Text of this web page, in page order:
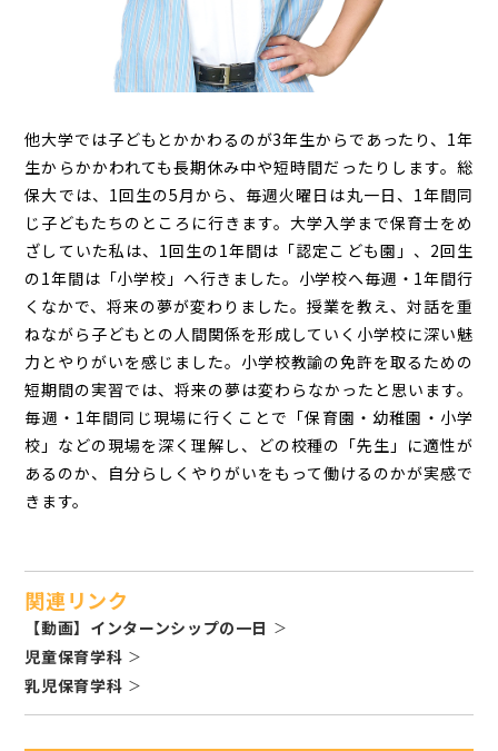
他大学では子どもとかかわるのが3年生からであったり、1年
生からかかわれても長期休み中や短時間だったりします。総
保大では、1回生の5月から、毎週火曜日は丸一日、1年間同
じ子どもたちのところに行きます。大学入学まで保育士をめ
ざしていた私は、1回生の1年間は「認定こども園」、2回生
の1年間は「小学校」へ行きました。小学校へ毎週・1年間行
くなかで、将来の夢が変わりました。授業を教え、対話を重
ねながら子どもとの人間関係を形成していく小学校に深い魅
力とやりがいを感じました。小学校教諭の免許を取るための
短期間の実習では、将来の夢は変わらなかったと思います。
毎週・1年間同じ現場に行くことで「保育園・幼稚園・小学
校」などの現場を深く理解し、どの校種の「先生」に適性が
あるのか、自分らしくやりがいをもって働けるのかが実感で
きます。
関連リンク
【動画】インターンシップの一日
児童保育学科
乳児保育学科